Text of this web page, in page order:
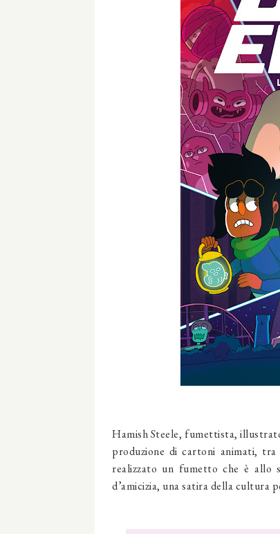
Hamish Steele, fumettista,
produzione di cartoni animati,
realizzato un fumetto che è allo
d’amicizia, una satira della cultura